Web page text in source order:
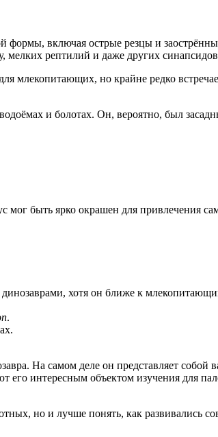
включая острые резцы и
мелких рептилий и даже других
млекопитающих, но крайне редко
и болотах. Он, вероятно, был
мог быть ярко окрашен для привлечения
хотя он ближе к
.
На самом деле он представляет собой
интересным объектом изучения для
но и лучше понять, как развивались